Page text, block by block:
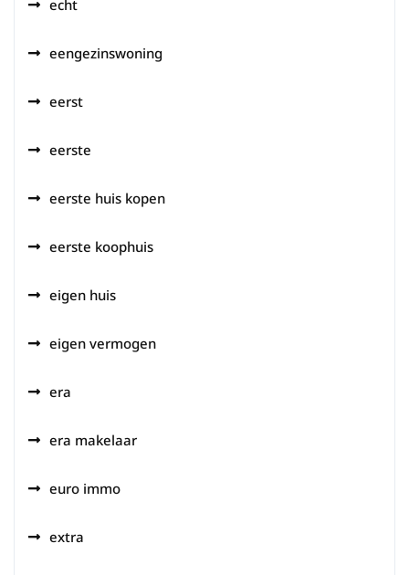
echt
eengezinswoning
eerst
eerste
eerste huis kopen
eerste koophuis
eigen huis
eigen vermogen
era
era makelaar
euro immo
extra